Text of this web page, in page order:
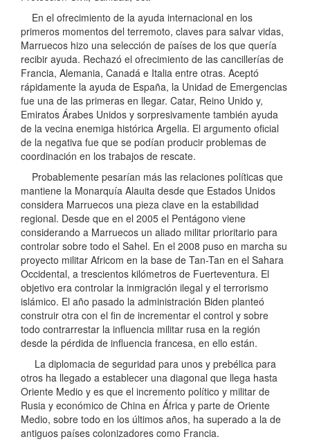
En el ofrecimiento de la ayuda internacional en los
primeros momentos del terremoto, claves para salvar vidas,
Marruecos hizo una selección de países de los que quería
recibir ayuda. Rechazó el ofrecimiento de las cancillerías de
Francia, Alemania, Canadá e Italia entre otras. Aceptó
rápidamente la ayuda de España, la Unidad de Emergencias
fue una de las primeras en llegar. Catar, Reino Unido y,
Emiratos Árabes Unidos y sorpresivamente también ayuda
de la vecina enemiga histórica Argelia. El argumento oficial
de la negativa fue que se podían producir problemas de
coordinación en los trabajos de rescate.
Probablemente pesarían más las relaciones políticas que
mantiene la Monarquía Alauita desde que Estados Unidos
considera Marruecos una pieza clave en la estabilidad
regional. Desde que en el 2005 el Pentágono viene
considerando a Marruecos un aliado militar prioritario para
controlar sobre todo el Sahel. En el 2008 puso en marcha su
proyecto militar Africom en la base de Tan-Tan en el Sahara
Occidental, a trescientos kilómetros de Fuerteventura. El
objetivo era controlar la inmigración ilegal y el terrorismo
islámico. El año pasado la administración Biden planteó
construir otra con el fin de incrementar el control y sobre
todo contrarrestar la influencia militar rusa en la región
desde la pérdida de influencia francesa, en ello están.
La diplomacia de seguridad para unos y prebélica para
otros ha llegado a establecer una diagonal que llega hasta
Oriente Medio y es que el incremento político y militar de
Rusia y económico de China en África y parte de Oriente
Medio, sobre todo en los últimos años, ha superado a la de
antiguos países colonizadores como Francia.